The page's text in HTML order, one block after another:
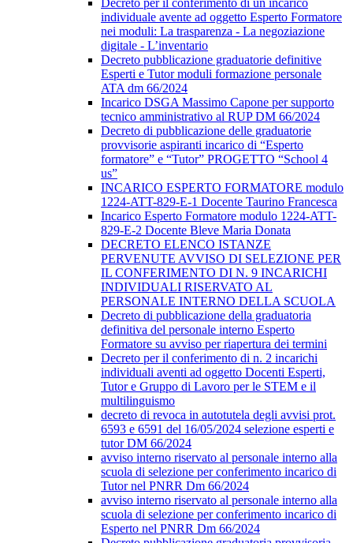
Decreto per il conferimento di un incarico
individuale avente ad oggetto Esperto Formatore
nei moduli: La trasparenza - La negoziazione
digitale - L’inventario
Decreto pubblicazione graduatorie definitive
Esperti e Tutor moduli formazione personale
ATA dm 66/2024
Incarico DSGA Massimo Capone per supporto
tecnico amministrativo al RUP DM 66/2024
Decreto di pubblicazione delle graduatorie
provvisorie aspiranti incarico di “Esperto
formatore” e “Tutor” PROGETTO “School 4
us”
INCARICO ESPERTO FORMATORE modulo
1224-ATT-829-E-1 Docente Taurino Francesca
Incarico Esperto Formatore modulo 1224-ATT-
829-E-2 Docente Bleve Maria Donata
DECRETO ELENCO ISTANZE
PERVENUTE AVVISO DI SELEZIONE PER
IL CONFERIMENTO DI N. 9 INCARICHI
INDIVIDUALI RISERVATO AL
PERSONALE INTERNO DELLA SCUOLA
Decreto di pubblicazione della graduatoria
definitiva del personale interno Esperto
Formatore su avviso per riapertura dei termini
Decreto per il conferimento di n. 2 incarichi
individuali aventi ad oggetto Docenti Esperti,
Tutor e Gruppo di Lavoro per le STEM e il
multilinguismo
decreto di revoca in autotutela degli avvisi prot.
6593 e 6591 del 16/05/2024 selezione esperti e
tutor DM 66/2024
avviso interno riservato al personale interno alla
scuola di selezione per conferimento incarico di
Tutor nel PNRR Dm 66/2024
avviso interno riservato al personale interno alla
scuola di selezione per conferimento incarico di
Esperto nel PNRR Dm 66/2024